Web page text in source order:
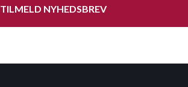
TILMELD NYHEDSBREV